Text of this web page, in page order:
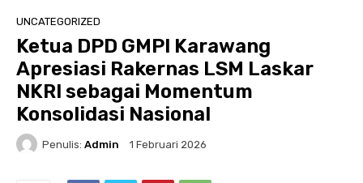
UNCATEGORIZED
Ketua DPD GMPI Karawang
Apresiasi Rakernas LSM Laskar
NKRI sebagai Momentum
Konsolidasi Nasional
Penulis: Admin 1 Februari 2026